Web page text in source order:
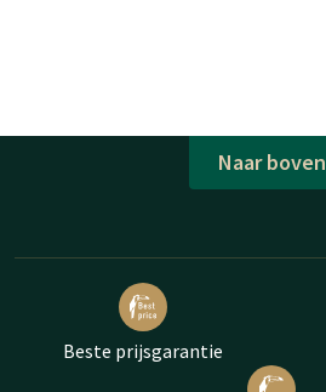
Naar boven
Beste prijsgarantie